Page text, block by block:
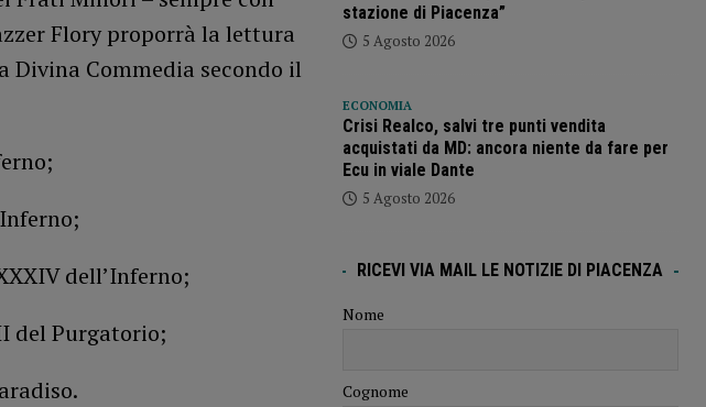
Flory proporrà la lettura
Commedia secondo il
dell’Inferno;
del Purgatorio;
stazione di Piacenza”
5 Agosto 2026
ECONOMIA
Crisi Realco, salvi tre punti vendita
acquistati da MD: ancora niente da fare per
Ecu in viale Dante
5 Agosto 2026
RICEVI VIA MAIL LE NOTIZIE DI PIACENZA
Nome
Cognome